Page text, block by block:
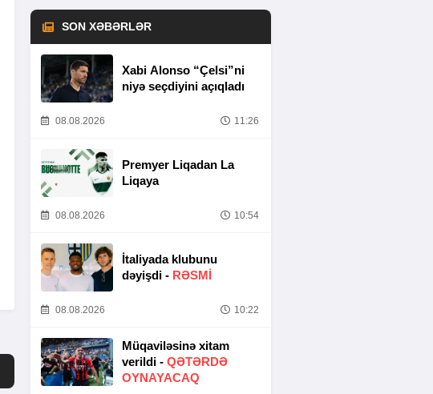
SON XƏBƏRLƏR
Xabi Alonso “Çelsi”ni
niyə seçdiyini açıqladı
08.08.2026 11:26
Premyer Liqadan La
Liqaya
08.08.2026 10:54
İtaliyada klubunu
dəyişdi - RƏSMİ
08.08.2026 10:22
Müqaviləsinə xitam
verildi - QƏTƏRDƏ
OYNAYACAQ